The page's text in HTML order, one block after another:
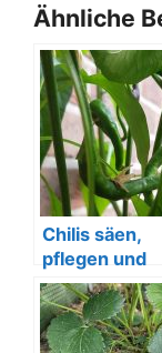
Ähnliche
Chilis säen,
pflegen und
ernten